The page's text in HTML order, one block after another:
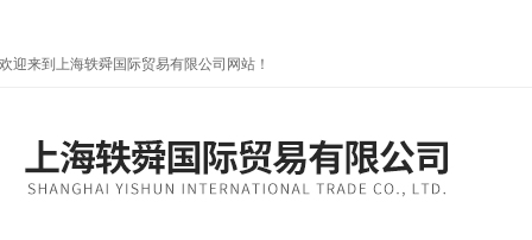
欢迎来到上海轶舜国际贸易有限公司网站！